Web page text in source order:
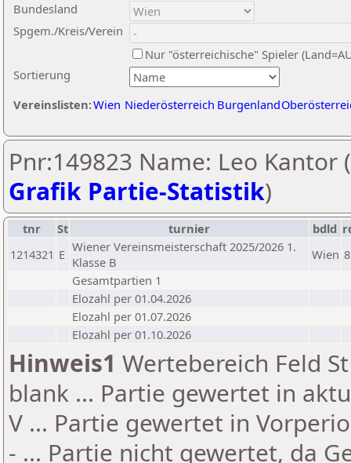
Sortierung
Bundesland
Spgem./Kreis/Verein
Nur "österreichische" Spieler
Vereinslisten:Wien Niederösterreich Burgenland
Pnr:149823 Name: Leo Kantor (
Grafik Partie-Statistik)
tnr St turnier bdld
1214321 E Wiener Vereinsmeisterschaft 2025/2026 1.
Klasse B
Wien 8
Gesamtpartien 1
Elozahl per 01.04.2026
Elozahl per 01.07.2026
Elozahl per 01.10.2026
Hinweis1 Wertebereich Feld
blank ... Partie gewertet in
V ... Partie gewertet in
- ... Partie nicht gewertet, da